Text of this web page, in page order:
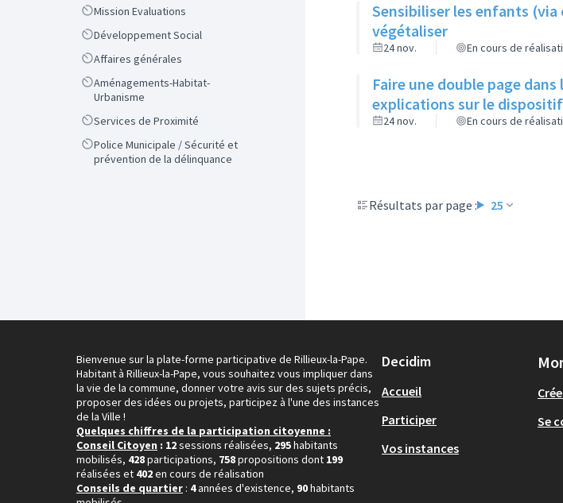
ScopeMission Evaluations
ScopeDéveloppement Social
ScopeAffaires générales
Scope
Aménagements-Habitat-
Urbanisme
ScopeServices de Proximité
Scope
Police Municipale / Sécurité et
prévention de la délinquance
Sensibiliser les enfants (via
végétaliser
24 nov. En cours de
Faire une double page
explications sur le
24 nov. En cours de
Résultats par page : 25
Bienvenue sur la plate-forme participative de Rillieux-la-Pape.
Habitant à Rillieux-la-Pape, vous souhaitez vous impliquer dans
la vie de la commune, donner votre avis sur des sujets précis,
proposer des idées ou projets, participez à l'une des instances
de la Ville !
Quelques chiffres de la participation citoyenne :
Conseil Citoyen : 12sessions réalisées, 295habitants
mobilisés, 428participations, 758propositions dont 199
réalisées et 402en cours de réalisation
Conseils de quartier : 4années d'existence, 90habitants
Decidim
Accueil
Participer
Vos instances
Se